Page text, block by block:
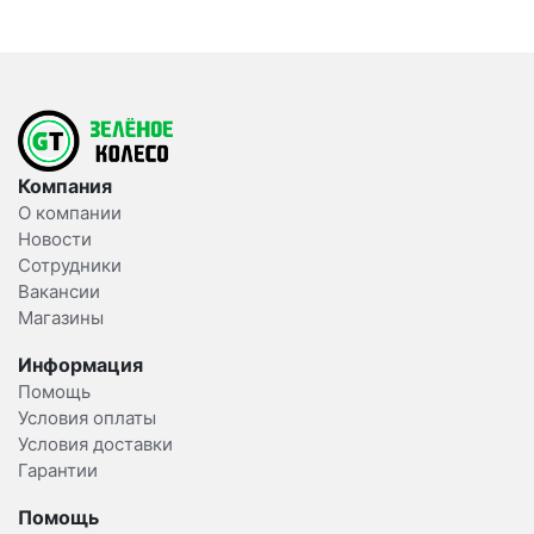
Компания
О компании
Новости
Сотрудники
Вакансии
Магазины
Информация
Помощь
Условия оплаты
Условия доставки
Гарантии
Помощь